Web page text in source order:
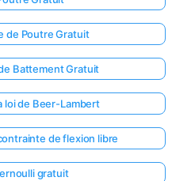
de Poutre Gratuit
Battement Gratuit
loi de Beer-Lambert
de flexion libre
gratuit